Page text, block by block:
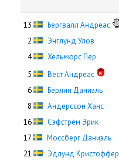
13 Бергвалл Андреас
2
Энглунд Улов
4
Хельмюрс Пер
5
Вест Андреас
6
Берлин Даниэль
8
Андерссон Ханс
16
Сэфстрём Эрик
17
Моссберг Даниэль
21
Эдлунд Кристоффер